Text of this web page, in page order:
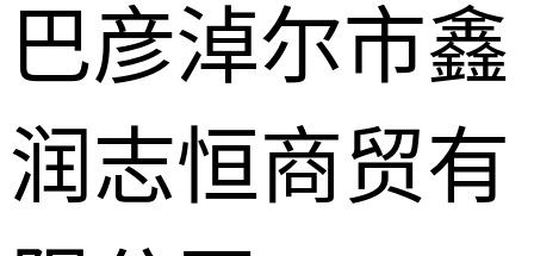
巴彦淖尔市鑫
润志恒商贸有